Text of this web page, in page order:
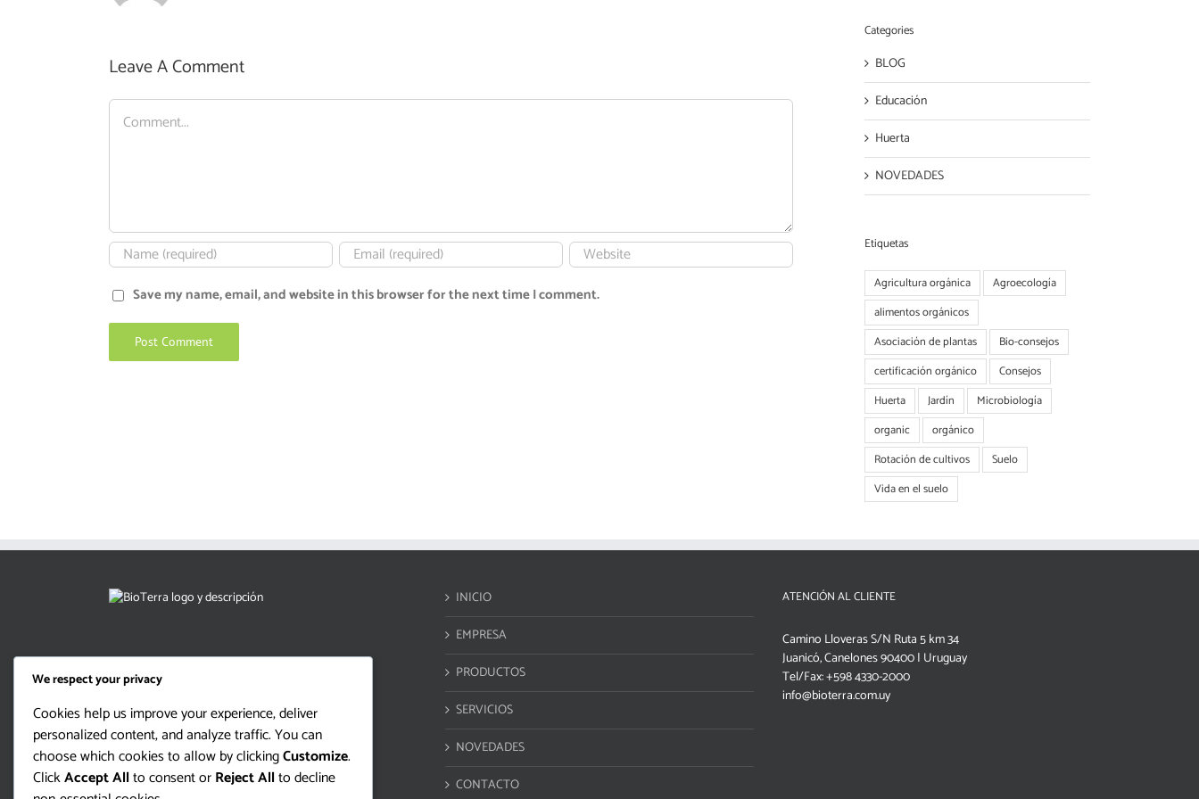
Leave A Comment
Comment
Save my name, email, and website in this browser for the next time I comment.
Categories
BLOG
Educación
Huerta
NOVEDADES
Etiquetas
Agricultura orgánica
Agroecología
alimentos orgánicos
Asociación de plantas
Bio-consejos
certificación orgánico
Consejos
Huerta
Jardín
Microbiología
organic
orgánico
Rotación de cultivos
Suelo
Vida en el suelo
INICIO
EMPRESA
PRODUCTOS
SERVICIOS
NOVEDADES
CONTACTO
ATENCIÓN AL CLIENTE
Camino Lloveras S/N Ruta 5 km 34
Juanicó, Canelones 90400 | Uruguay
Tel/Fax: +598 4330-2000
info@bioterra.com.uy
We respect your privacy
Cookies help us improve your experience, deliver
personalized content, and analyze traffic. You can
choose which cookies to allow by clickingCustomize.
ClickAccept Allto consent orReject Allto decline